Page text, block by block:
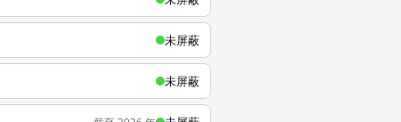
未屏蔽
未屏蔽